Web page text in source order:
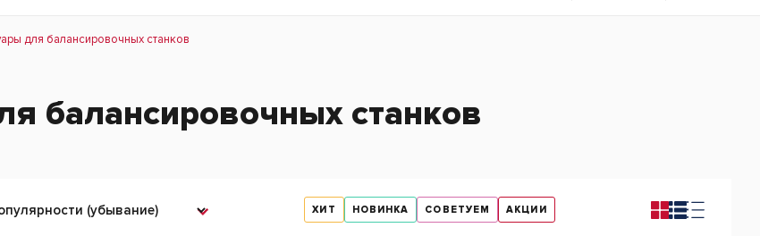
для балансировочных станков
балансировочных станков
ХИТ НОВИНКА СОВЕТУЕМ АКЦИИ